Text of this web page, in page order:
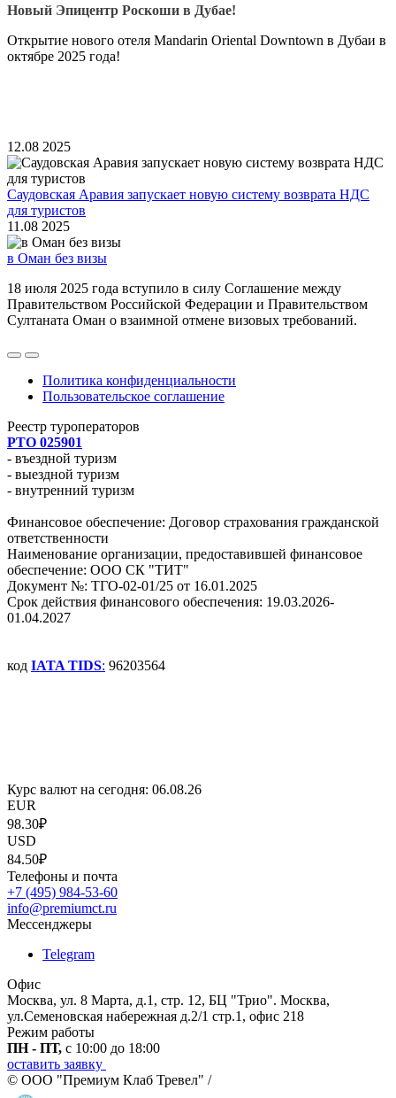
Новый Эпицентр Роскоши в Дубае!
Открытие нового отеля Mandarin Oriental Downtown в Дубаи в
октябре 2025 года!
12.08 2025
Саудовская Аравия запускает новую систему возврата НДС
для туристов
11.08 2025
в Оман без визы
18 июля 2025 года вступило в силу Соглашение между
Правительством Российской Федерации и Правительством
Султаната Оман о взаимной отмене визовых требований.
Политика конфиденциальности
Пользовательское соглашение
Реестр туроператоров
РТО 025901
- въездной туризм
- выездной туризм
- внутренний туризм
Финансовое обеспечение: Договор страхования гражданской
ответственности
Наименование организации, предоставившей финансовое
обеспечение: ООО СК "ТИТ"
Документ №: ТГО-02-01/25 от 16.01.2025
Срок действия финансового обеспечения: 19.03.2026-
01.04.2027
код IATA TIDS: 96203564
Курс валют на сегодня: 06.08.26
EUR
98.30₽
USD
84.50₽
Телефоны и почта
+7 (495) 984-53-60
info@premiumct.ru
Мессенджеры
Telegram
Офис
Москва, ул. 8 Марта, д.1, стр. 12, БЦ "Трио". Москва,
ул.Семеновская набережная д.2/1 стр.1, офис 218
Режим работы
ПН - ПТ, с 10:00 до 18:00
оставить заявку
© ООО "Премиум Клаб Тревел" /